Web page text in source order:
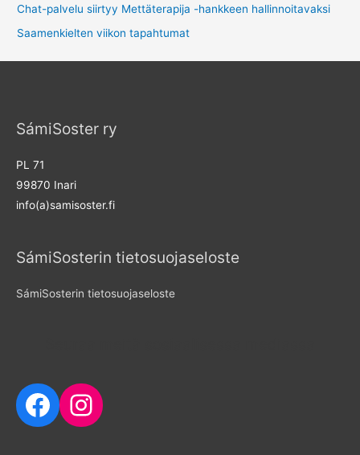
Chat-palvelu siirtyy Mettäterapija -hankkeen hallinnoitavaksi
Saamenkielten viikon tapahtumat
SámiSoster ry
PL 71
99870 Inari
info(a)samisoster.fi
SámiSosterin tietosuojaseloste
SámiSosterin tietosuojaseloste
Facebook
Instagram